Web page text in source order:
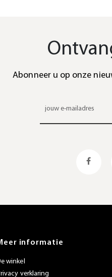
Abonneer u op onze
informatie
winkel
verklaring